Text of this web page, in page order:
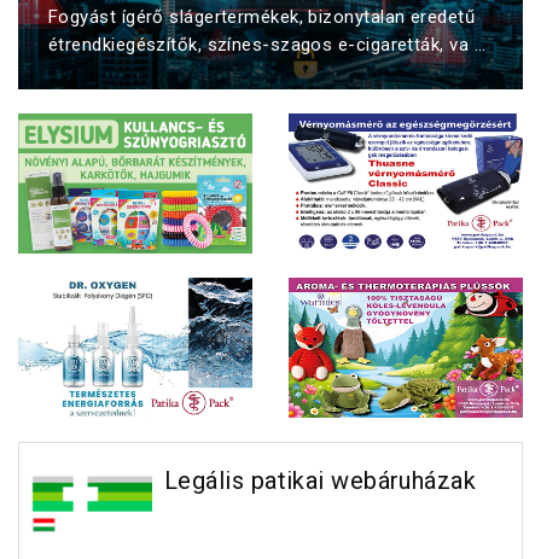
Fogyást ígérő slágertermékek, bizonytalan eredetű
étrendkiegészítők, színes-szagos e-cigaretták, va ...
Legális patikai webáruházak